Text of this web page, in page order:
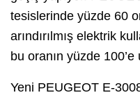
tesislerinde yüzde 60
arındırılmış elektrik
bu oranın yüzde 100’e
Yeni PEUGEOT E-